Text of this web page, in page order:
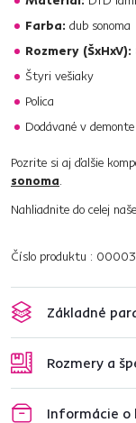
Farba: dub sonoma
Rozmery (ŠxHxV):
Štyri vešiaky
Polica
Dodávané v demonte
Pozrite si aj ďalšie
sonoma.
Nahliadnite do celej
Číslo produktu :
Základné
Rozmery a
Informácie o